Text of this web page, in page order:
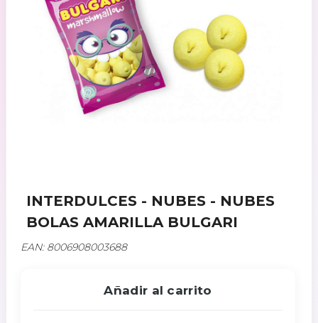
INTERDULCES - NUBES - NUBES
BOLAS AMARILLA BULGARI
EAN: 8006908003688
Añadir al carrito